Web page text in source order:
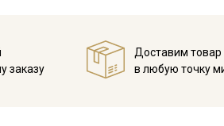
светлые тона просвечивают.
температуре дальнейших стирок, не
заказу
Доставим товар
в любую точку